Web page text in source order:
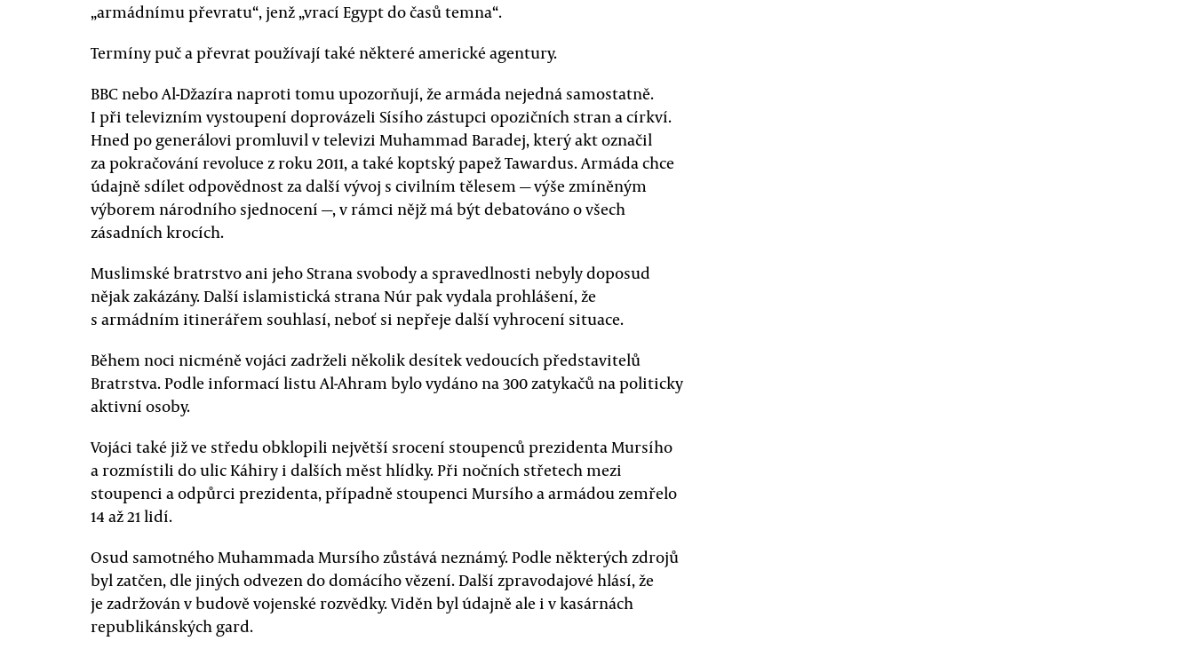
„armádnímu převratu“, jenž „vrací Egypt do časů temna“.
Termíny puč a převrat používají také některé americké agentury.
BBC nebo Al-Džazíra naproti tomu upozorňují, že armáda nejedná samostatně.
I při televizním vystoupení doprovázeli Sísího zástupci opozičních stran a církví.
Hned po generálovi promluvil v televizi Muhammad Baradej, který akt označil
za pokračování revoluce z roku 2011, a také koptský papež Tawardus. Armáda chce
údajně sdílet odpovědnost za další vývoj s civilním tělesem — výše zmíněným
výborem národního sjednocení —, v rámci nějž má být debatováno o všech
zásadních krocích.
Muslimské bratrstvo ani jeho Strana svobody a spravedlnosti nebyly doposud
nějak zakázány. Další islamistická strana Núr pak vydala prohlášení, že
s armádním itinerářem souhlasí, neboť si nepřeje další vyhrocení situace.
Během noci nicméně vojáci zadrželi několik desítek vedoucích představitelů
Bratrstva. Podle informací listu Al-Ahram bylo vydáno na 300 zatykačů na politicky
aktivní osoby.
Vojáci také již ve středu obklopili největší srocení stoupenců prezidenta Mursího
a rozmístili do ulic Káhiry i dalších měst hlídky. Při nočních střetech mezi
stoupenci a odpůrci prezidenta, případně stoupenci Mursího a armádou zemřelo
14 až 21 lidí.
Osud samotného Muhammada Mursího zůstává neznámý. Podle některých zdrojů
byl zatčen, dle jiných odvezen do domácího vězení. Další zpravodajové hlásí, že
je zadržován v budově vojenské rozvědky. Viděn byl údajně ale i v kasárnách
republikánských gard.